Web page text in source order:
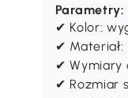
Parametry:
✔ Kolor:
✔ Materiał:
✔ Wymiary
✔ Rozmiar